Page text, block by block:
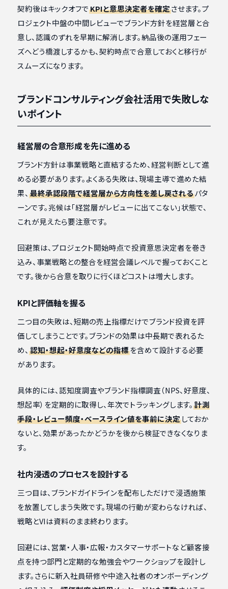
契約後はキックオフでKPIと意思決定者を確定させます。プ
ロジェクト中盤の中間レビューでブランド方針を経営層と合
意し、認識のずれを早期に解消します。納品後の運用フェー
ズへどう橋渡しするかも、契約時点で合意しておくと移行が
スムーズになります。
ブランドコンサルティング会社活用で失敗しな
いポイント
経営層の合意形成を先に進める
ブランド方針は事業戦略と直結するため、経営判断として進
める必要があります。よくある失敗は、現場主導で進めた結
果、 最終承認段階で経営層から方向性を差し戻されるパタ
ーンです。兆候は「経営層がレビューに出てこない」状態で、
これが見えたら要注意です。
回避策は、プロジェクト開始時点で投資意思決定者を巻き
込み、事業戦略との整合を経営会議レベルで握っておくこと
です。後から合意を取りに行くほどコストは増大します。
KPIと評価軸を握る
二つ目の失敗は、短期の売上指標だけでブランド投資を評
価してしまうことです。ブランドの効果は中長期で表れるた
め、 認知・想起・好意度などの指標を含めて設計する必要
があります。
具体的には、認知度調査やブランド指標調査（NPS、好意度、
想起率）を定期的に取得し、年次でトラッキングします。 計測
手段・レビュー頻度・ベースライン値を事前に決定しておか
ないと、効果があったかどうかを後から検証できなくなりま
す。
社内浸透のプロセスを設計する
三つ目は、ブランドガイドラインを配布しただけで浸透施策
を放置してしまう失敗です。現場の行動が変わらなければ、
戦略とVIは資料のまま終わります。
回避には、営業・人事・広報・カスタマーサポートなど顧客接
点を持つ部門と定期的な勉強会やワークショップを設計し
ます。さらに新入社員研修や中途入社者のオンボーディング